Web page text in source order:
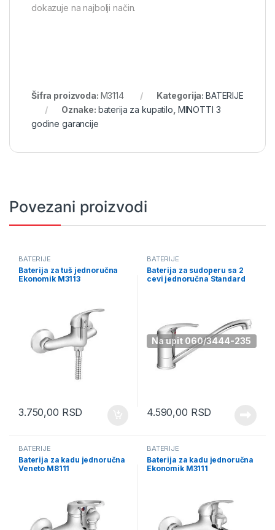
dokazuje na najbolji način.
Šifra proizvoda: M3114 Kategorija: BATERIJE
Oznake: baterija za kupatilo MINOTTI 3
godine garancije
Povezani proizvodi
BATERIJE
Baterija za tuš jednoručna
Ekonomik M3113
3.750,00 RSD
Na upit 060/3444-235
BATERIJE
Baterija za sudoperu sa 2
cevi jednoručna Standard
4.590,00 RSD
BATERIJE
Baterija za kadu jednoručna
Veneto M8111
BATERIJE
Baterija za kadu jednoručna
Ekonomik M3111